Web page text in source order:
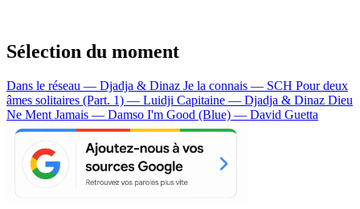
Sélection du moment
Dans le réseau — Djadja & Dinaz Je la connais — SCH Pour deux
âmes solitaires (Part. 1) — Luidji Capitaine — Djadja & Dinaz Dieu
Ne Ment Jamais — Damso I'm Good (Blue) — David Guetta